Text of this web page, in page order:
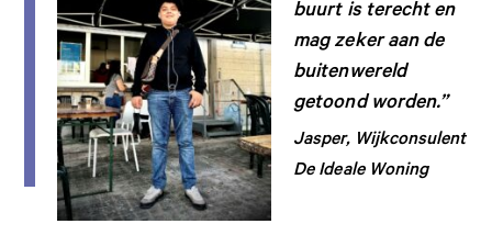
buurt is terecht en
mag zeker aan de
buitenwereld
getoond worden.”
Jasper, Wijkconsulent
De Ideale Woning